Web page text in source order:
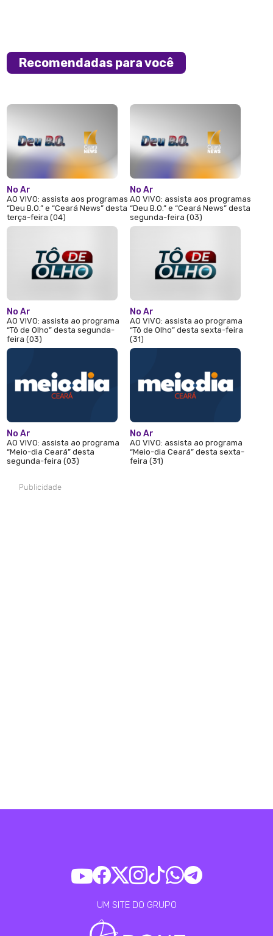
Recomendadas para você
No Ar
AO VIVO: assista aos programas
“Deu B.O.” e “Ceará News” desta
terça-feira (04)
No Ar
AO VIVO: assista ao programa
“Tô de Olho” desta segunda-
feira (03)
No Ar
AO VIVO: assista ao programa
“Meio-dia Ceará” desta
segunda-feira (03)
No Ar
AO VIVO: assista aos programas
“Deu B.O.” e “Ceará News” desta
segunda-feira (03)
No Ar
AO VIVO: assista ao programa
“Tô de Olho” desta sexta-feira
(31)
No Ar
AO VIVO: assista ao programa
“Meio-dia Ceará” desta sexta-
feira (31)
Publicidade
UM SITE DO GRUPO